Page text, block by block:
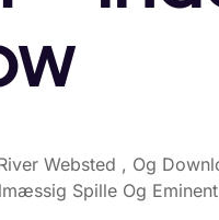
Websted , Og
Spille Og